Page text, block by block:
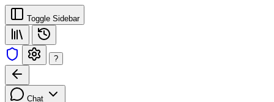
Toggle Sidebar
?
Chat